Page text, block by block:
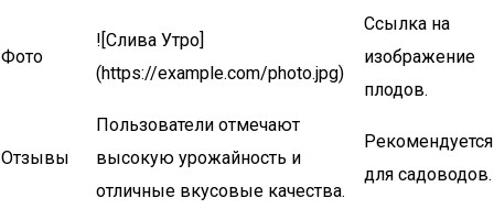
Фото
![Слива Утро]
(https://example.com/photo.jpg)
Ссылка на
изображение
плодов.
Отзывы
Пользователи отмечают
высокую урожайность и
отличные вкусовые качества.
Рекомендуется
для садоводов.